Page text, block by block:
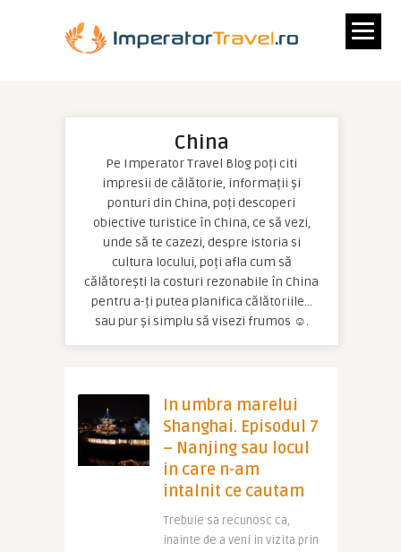
China
Pe Imperator Travel Blog poți citi
impresii de călătorie, informații și
ponturi din China, poți descoperi
obiective turistice în China, ce să vezi,
unde să te cazezi, despre istoria si
cultura locului, poți afla cum să
călătorești la costuri rezonabile în China
pentru a-ți putea planifica călătoriile…
sau pur și simplu să visezi frumos ☺.
In umbra marelui
Shanghai. Episodul 7
– Nanjing sau locul
in care n-am
intalnit ce cautam
Trebuie sa recunosc ca,
inainte de a veni in vizita prin